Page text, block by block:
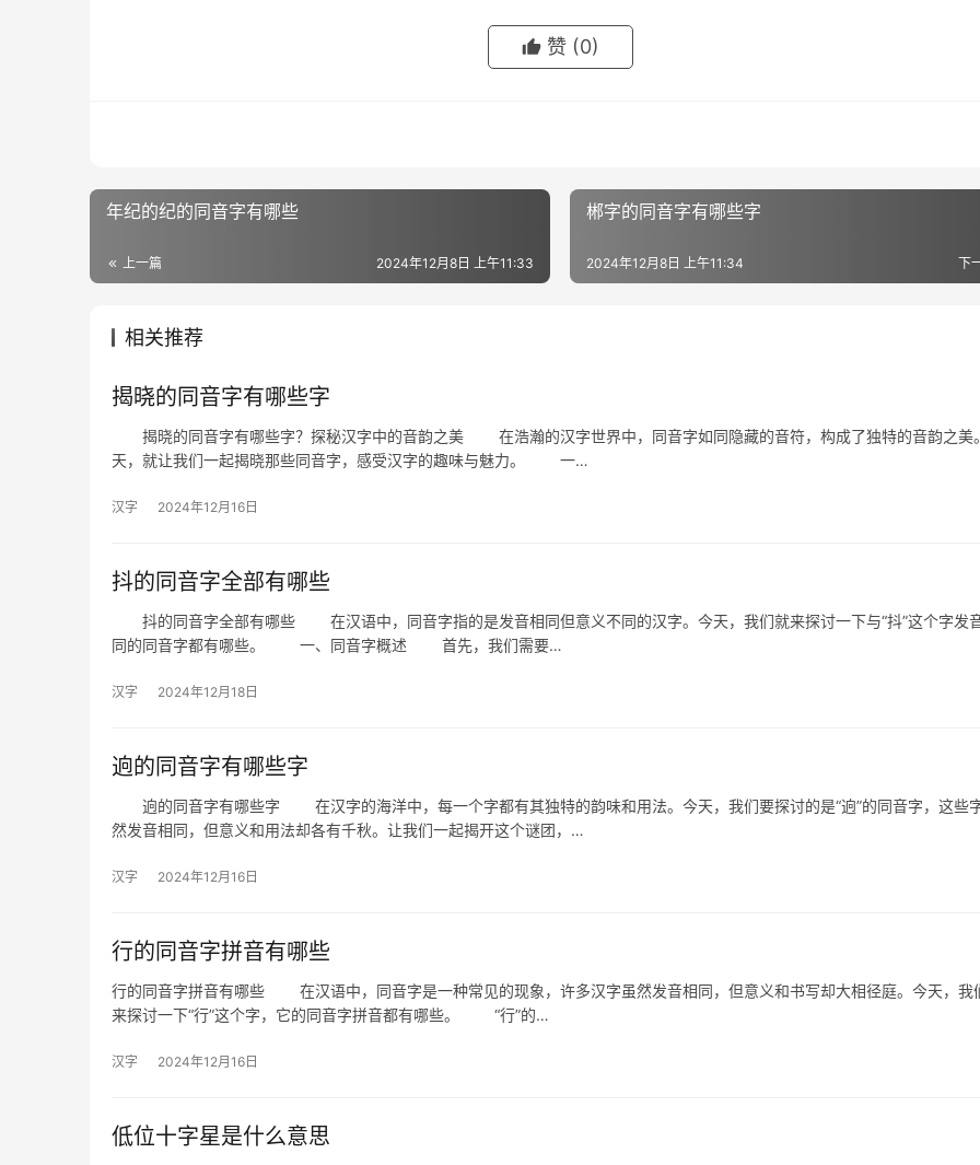
赞 (0)
年纪的纪的同音字有哪些
上一篇 2024年12月8日 上午11:33
郴字的同音字有哪些字
下
2024年12月8日 上午11:34
相关推荐
揭晓的同音字有哪些字
揭晓的同音字有哪些字？探秘汉字中的音韵之美 在浩瀚的汉字世界中，同音字如同隐藏的音符，构成了独特的音韵之美
天，就让我们一起揭晓那些同音字，感受汉字的趣味与魅力。 一…
汉字 2024年12月16日
抖的同音字全部有哪些
抖的同音字全部有哪些 在汉语中，同音字指的是发音相同但意义不同的汉字。今天，我们就来探讨一下与“抖”这个字发
同的同音字都有哪些。 一、同音字概述 首先，我们需要…
汉字 2024年12月18日
逈的同音字有哪些字
逈的同音字有哪些字 在汉字的海洋中，每一个字都有其独特的韵味和用法。今天，我们要探讨的是“逈”的同音字，这些
然发音相同，但意义和用法却各有千秋。让我们一起揭开这个谜团，…
汉字 2024年12月16日
行的同音字拼音有哪些
行的同音字拼音有哪些 在汉语中，同音字是一种常见的现象，许多汉字虽然发音相同，但意义和书写却大相径庭。今天，我
来探讨一下“行”这个字，它的同音字拼音都有哪些。 “行”的…
汉字 2024年12月16日
低位十字星是什么意思